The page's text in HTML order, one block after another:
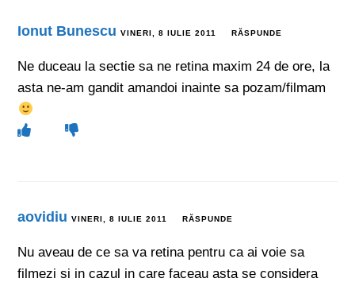
Ionut Bunescu VINERI, 8 IULIE 2011 RĂSPUNDE
Ne duceau la sectie sa ne retina maxim 24 de ore, la
asta ne-am gandit amandoi inainte sa pozam/filmam
aovidiu VINERI, 8 IULIE 2011 RĂSPUNDE
Nu aveau de ce sa va retina pentru ca ai voie sa
filmezi si in cazul in care faceau asta se considera